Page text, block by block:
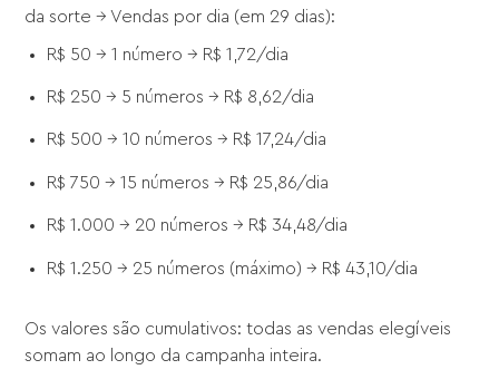
da sorte → Vendas por dia (em 29 dias):
R$ 50 → 1 número → R$ 1,72/dia
R$ 250 → 5 números → R$ 8,62/dia
R$ 500 → 10 números → R$ 17,24/dia
R$ 750 → 15 números → R$ 25,86/dia
R$ 1.000 → 20 números → R$ 34,48/dia
R$ 1.250 → 25 números (máximo) → R$ 43,10/dia
Os valores são cumulativos: todas as vendas elegíveis
somam ao longo da campanha inteira.